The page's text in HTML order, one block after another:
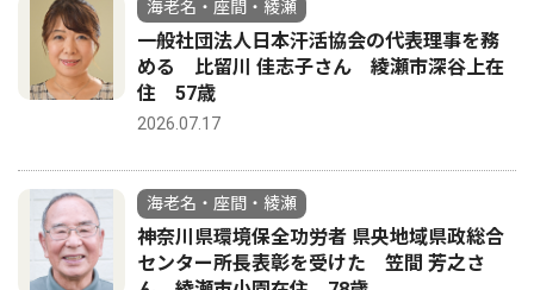
海老名・座間・綾瀬
一般社団法人日本汗活協会の代表理事を務
める 比留川 佳志子さん 綾瀬市深谷上在
住 57歳
2026.07.17
海老名・座間・綾瀬
神奈川県環境保全功労者 県央地域県政総合
センター所長表彰を受けた 笠間 芳之さ